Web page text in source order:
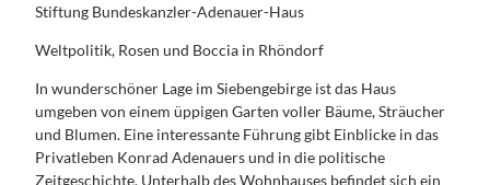
Stiftung Bundeskanzler-Adenauer-Haus
Weltpolitik, Rosen und Boccia in Rhöndorf
In wunderschöner Lage im Siebengebirge ist das Haus
umgeben von einem üppigen Garten voller Bäume, Sträucher
und Blumen. Eine interessante Führung gibt Einblicke in das
Privatleben Konrad Adenauers und in die politische
Zeitgeschichte. Unterhalb des Wohnhauses befindet sich ein